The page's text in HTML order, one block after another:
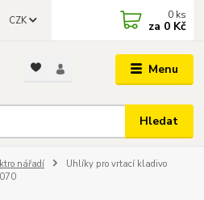
Menu
CZK
Hledat
0 ks
za 0 Kč
nářadí
Uhlíky pro vrtací kladivo